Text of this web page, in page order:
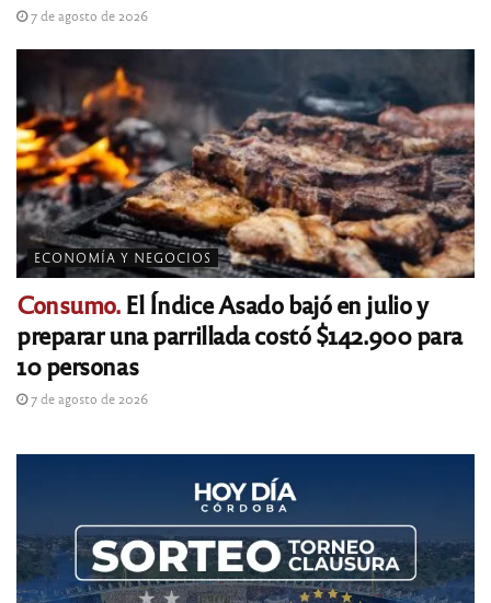
7 de agosto de 2026
ECONOMÍA Y NEGOCIOS
Consumo.El Índice Asado bajó en julio y
preparar una parrillada costó $142.900 para
10 personas
7 de agosto de 2026